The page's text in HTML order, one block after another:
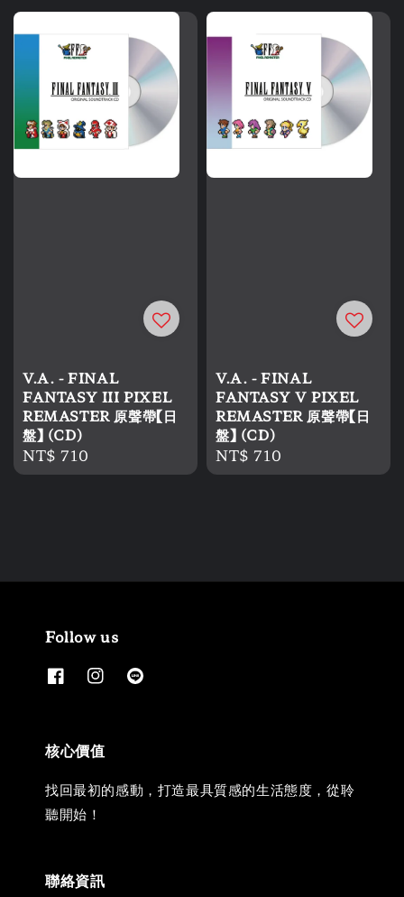
V.A. - FINAL
FANTASY III PIXEL
REMASTER 原聲帶【日
盤】 (CD)
Regular
price
NT$ 710
V.A. - FINAL
FANTASY V PIXEL
REMASTER 原聲帶【日
盤】 (CD)
Regular
price
NT$ 710
Follow us
核心價值
找回最初的感動，打造最具質感的生活態度，從聆
聽開始！
聯絡資訊